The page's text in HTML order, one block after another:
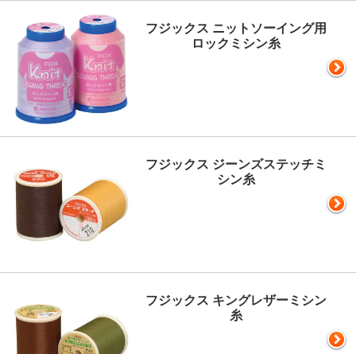
フジックス ニットソーイング用
ロックミシン糸
フジックス ジーンズステッチミ
シン糸
フジックス キングレザーミシン
糸